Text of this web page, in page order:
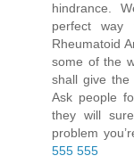
hindrance.
perfect
Rheumatoid
some of the
shall give
Ask people
they will
problem
555 555